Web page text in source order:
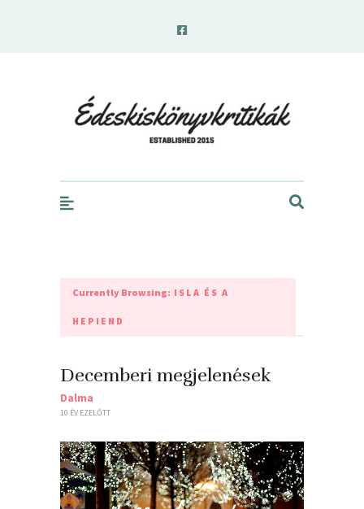
Currently Browsing: ISLA ÉS A
HEPIEND
Decemberi megjelenések
Dalma
10 ÉV EZELŐTT